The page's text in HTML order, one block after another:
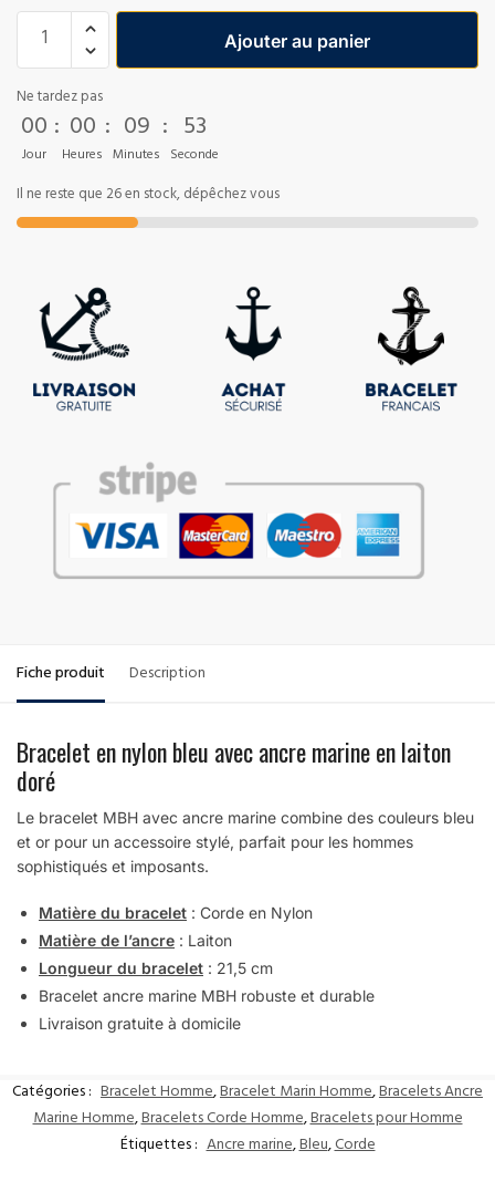
Ajouter au panier
Ne tardez pas
00
Jour
: 00
Heures
: 09
Minutes
: 53
Seconde
Il ne reste que 26 en stock, dépêchez vous
Fiche produit Description
Bracelet en nylon bleu avec ancre marine en laiton
doré
Le bracelet MBH avec ancre marine combine des couleurs bleu
et or pour un accessoire stylé, parfait pour les hommes
sophistiqués et imposants.
Matière du bracelet : Corde en Nylon
Matière de l’ancre : Laiton
Longueur du bracelet : 21,5 cm
Bracelet ancre marine MBH robuste et durable
Livraison gratuite à domicile
Catégories : Bracelet Homme,Bracelet Marin Homme,Bracelets Ancre
Marine Homme,Bracelets Corde Homme,Bracelets pour Homme
Étiquettes : Ancre marine,Bleu,Corde